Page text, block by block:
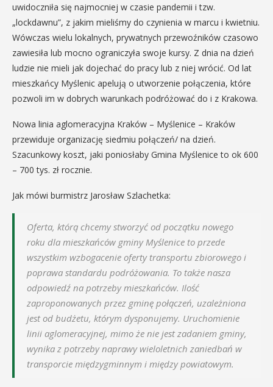
uwidoczniła się najmocniej w czasie pandemii i tzw.
„lockdawnu”, z jakim mieliśmy do czynienia w marcu i kwietniu.
Wówczas wielu lokalnych, prywatnych przewoźników czasowo
zawiesiła lub mocno ograniczyła swoje kursy. Z dnia na dzień
ludzie nie mieli jak dojechać do pracy lub z niej wrócić. Od lat
mieszkańcy Myślenic apelują o utworzenie połączenia, które
pozwoli im w dobrych warunkach podróżować do i z Krakowa.
Nowa linia aglomeracyjna Kraków – Myślenice – Kraków
przewiduje organizację siedmiu połączeń/ na dzień.
Szacunkowy koszt, jaki poniosłaby Gmina Myślenice to ok 600
– 700 tys. zł rocznie.
Jak mówi burmistrz Jarosław Szlachetka:
Oferta, którą chcemy stworzyć od początku nowego
roku dla mieszkańców gminy Myślenice to przede
wszystkim wzbogacenie oferty transportu zbiorowego i
poprawa standardu podróżowania. To także nasza
odpowiedź na potrzeby mieszkańców. Ilość
zaproponowanych przez gminę połączeń, uzależniona
jest od budżetu, którym dysponujemy. Uruchomienie
linii aglomeracyjnej, mimo że nie jest zadaniem gminy,
wynika z potrzeby naprawy wieloletnich zaniedbań w
transporcie międzygminnym i między powiatowym.